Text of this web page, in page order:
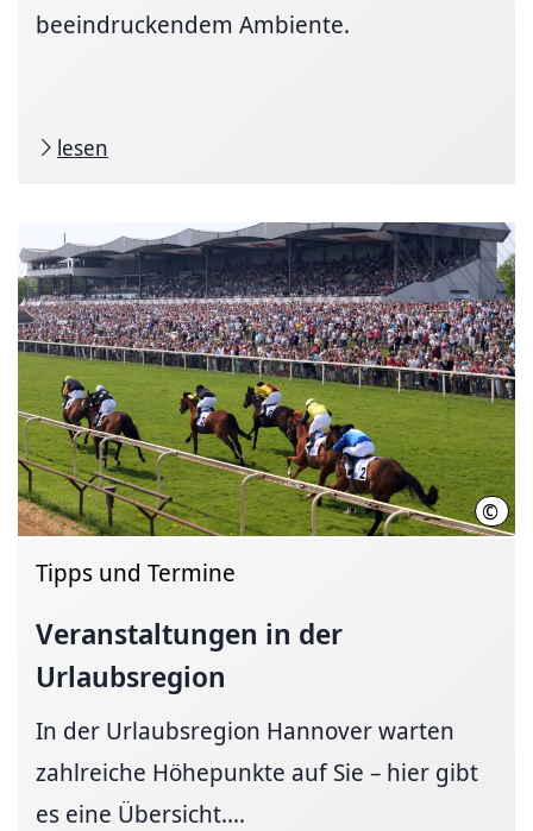
beeindruckendem Ambiente.
lesen
©
Tipps und Termine
Veranstaltungen in der
Urlaubsregion
In der Urlaubsregion Hannover warten
zahlreiche Höhepunkte auf Sie – hier gibt
es eine Übersicht....